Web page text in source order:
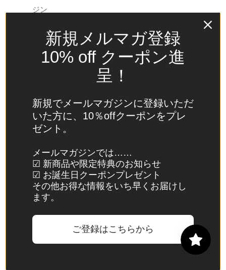
ジン
(USD
(CHF
CHF)
スウ
デン
(SEK
kr)
スバ
島・
新規メルマガ登録
10% off クーポン進
呈！
新規でメールマガジンに登録いただ
いた方に、10％offクーポンをプレ
ゼント。
メールマガジンでは……
☑ 新商品や限定特典のお知らせ
☑ お誕生日クーポンプレゼント
その他お得な情報をいち早くお届けし
ます。
ご登録はこちらから